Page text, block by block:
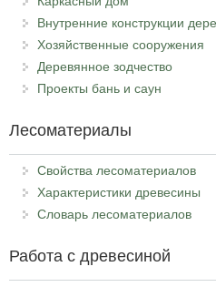
Внутренние конструкции
Хозяйственные сооружения
Деревянное зодчество
Проекты бань и саун
Лесоматериалы
Свойства лесоматериалов
Характеристики древесины
Словарь лесоматериалов
Работа с древесиной